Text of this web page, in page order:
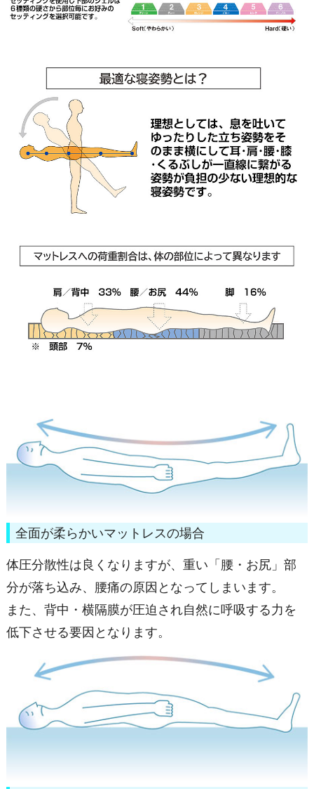
全面が柔らかいマットレスの場合
体圧分散性は良くなりますが、重い「腰・お尻」部
分が落ち込み、腰痛の原因となってしまいます。
また、背中・横隔膜が圧迫され自然に呼吸する力を
低下させる要因となります。